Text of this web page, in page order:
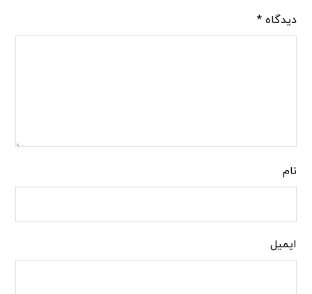
دیدگاه*
نام
ایمیل